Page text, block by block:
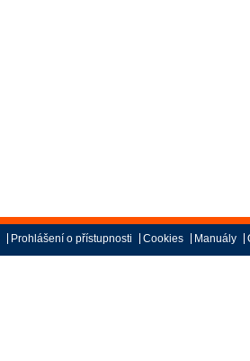
Prohlášení o přístupnosti Cookies Manuály